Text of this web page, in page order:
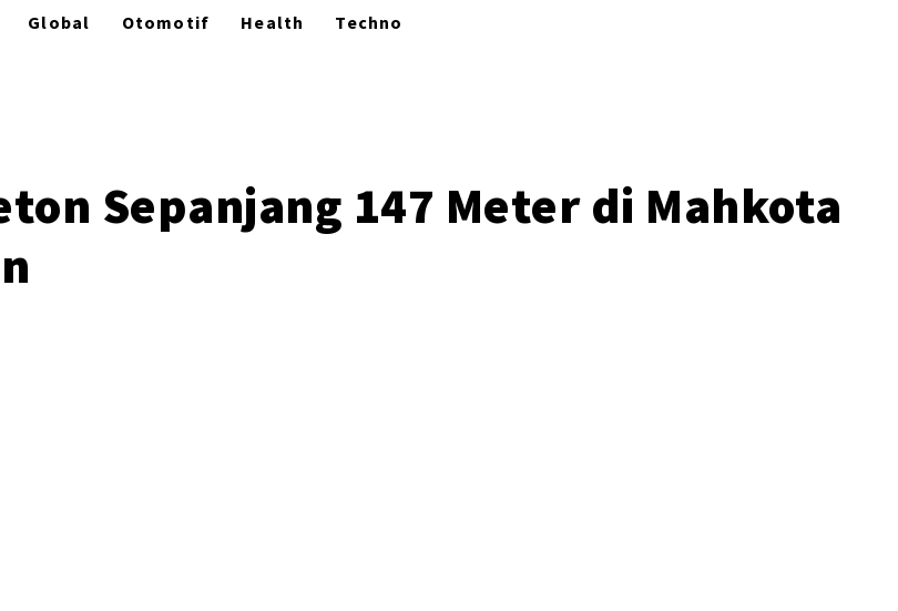
Global Otomotif Health Techno
Sepanjang 147 Meter di Mahkota